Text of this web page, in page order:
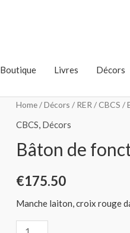
Boutique Livres Décors
Home/Décors / RER /CBCS /
CBCS, Décors
Bâton de
€175.50
Manche laiton, croix rouge